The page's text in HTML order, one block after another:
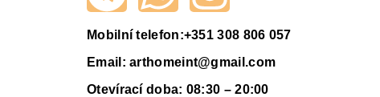
Mobilní telefon:+351 308 806 057
Email:arthomeint@gmail.com
Otevírací doba: 08:30 – 20:00